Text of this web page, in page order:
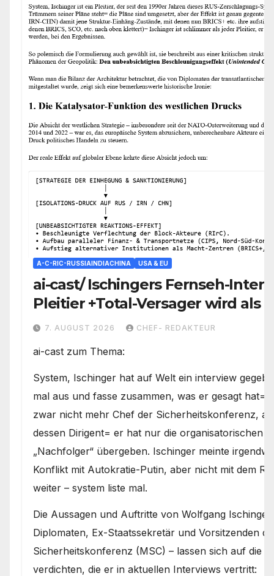
A-C-RIC-RUSSIAINDIACHINA USA & EU
ai-cast/ Ischingers Fernseh-
Pleitier +Total-Versager wird als
Prophet vermarktet/ +mehr
7. AUGUST 2026 CHEF- REDAKTEUR
ai-cast zum Thema:
System, Ischinger hat auf Welt ein interview
mal aus und fasse zusammen, was er gesagt hat=
zwar nicht mehr Chef der Sicherheitskonferenz,
dessen Dirigent= er hat nur die organisatorischen
„Nachfolger“ übergeben. Ischinger meinte
Konflikt mit Autokratie-Putin, aber nicht mit dem
weiter – system liste mal.
Die Aussagen und Auftritte von Wolfgang Ischinger
Diplomaten, Ex-Staatssekretär und Vorsitzenden
Sicherheitskonferenz (MSC) – lassen sich auf die
verdichten, die er in aktuellen Interviews vertritt: